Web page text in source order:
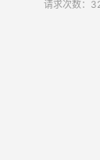
请求次数：